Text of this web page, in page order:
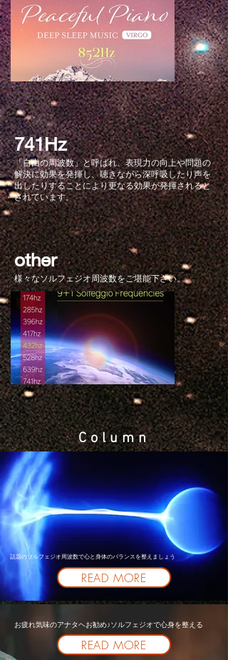
741Hz
「自由の周波数」と呼ばれ、表現力の向上や問題の
解決に効果を発揮し、聴きながら深呼吸したり声を
出したりすることにより更なる効果が発揮されると
されています。
other
​様々なソルフェジオ周波数をご堪能下さい。
Column
話題のソルフェジオ周波数で心と身体のバランスを整えましょう
READ MORE
お疲れ気味のアナタヘお勧め♪ソルフェジオで心身を整える
READ MORE